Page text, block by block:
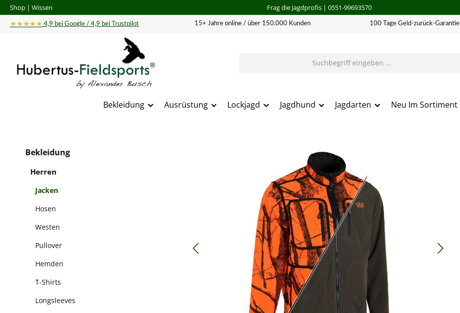
Hauptinhalt springen
Zur Suche springen
Zur Hauptnavigation springen
Shop | Wissen Frag die Jagdprofis| 0551-99693570
★★★★★ 4,9 bei Google / 4,9 bei Trustpilot 15+ Jahre online / über 150.000 Kunden 100 Tage Geld-zurück-Garantie
Bekleidung Ausrüstung Lockjagd Jagdhund Jagdarten Neu Im Sortiment
Bekleidung
Herren
Jacken
Hosen
Westen
Pullover
Hemden
T-Shirts
Longsleeves